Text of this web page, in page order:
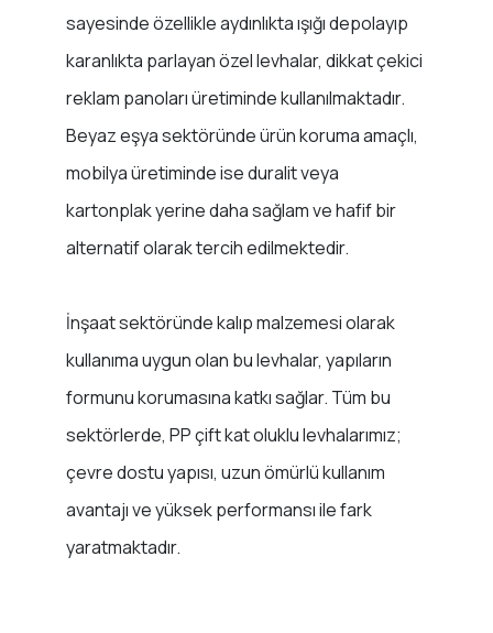
sayesinde özellikle aydınlıkta ışığı depolayıp
karanlıkta parlayan özel levhalar, dikkat çekici
reklam panoları üretiminde kullanılmaktadır.
Beyaz eşya sektöründe ürün koruma amaçlı,
mobilya üretiminde ise duralit veya
kartonplak yerine daha sağlam ve hafif bir
alternatif olarak tercih edilmektedir.
İnşaat sektöründe kalıp malzemesi olarak
kullanıma uygun olan bu levhalar, yapıların
formunu korumasına katkı sağlar. Tüm bu
sektörlerde, PP çift kat oluklu levhalarımız;
çevre dostu yapısı, uzun ömürlü kullanım
avantajı ve yüksek performansı ile fark
yaratmaktadır.